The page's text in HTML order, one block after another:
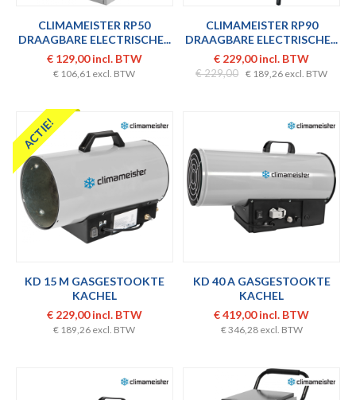
CLIMAMEISTER RP50
DRAAGBARE ELECTRISCHE...
€ 129,00 incl. BTW
€ 106,61 excl. BTW
CLIMAMEISTER RP90
DRAAGBARE ELECTRISCHE...
€ 229,00 incl. BTW
€ 229,00 € 189,26 excl. BTW
ACTIE!
KD 15 M GASGESTOOKTE
KACHEL
€ 229,00 incl. BTW
€ 189,26 excl. BTW
KD 40 A GASGESTOOKTE
KACHEL
€ 419,00 incl. BTW
€ 346,28 excl. BTW